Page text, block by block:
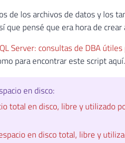
de los archivos de datos y los
que pensé que era hora de crear
Server: consultas de DBA
para encontrar este script aquí.
en disco:
total en disco, libre y utilizado
en disco total, libre y